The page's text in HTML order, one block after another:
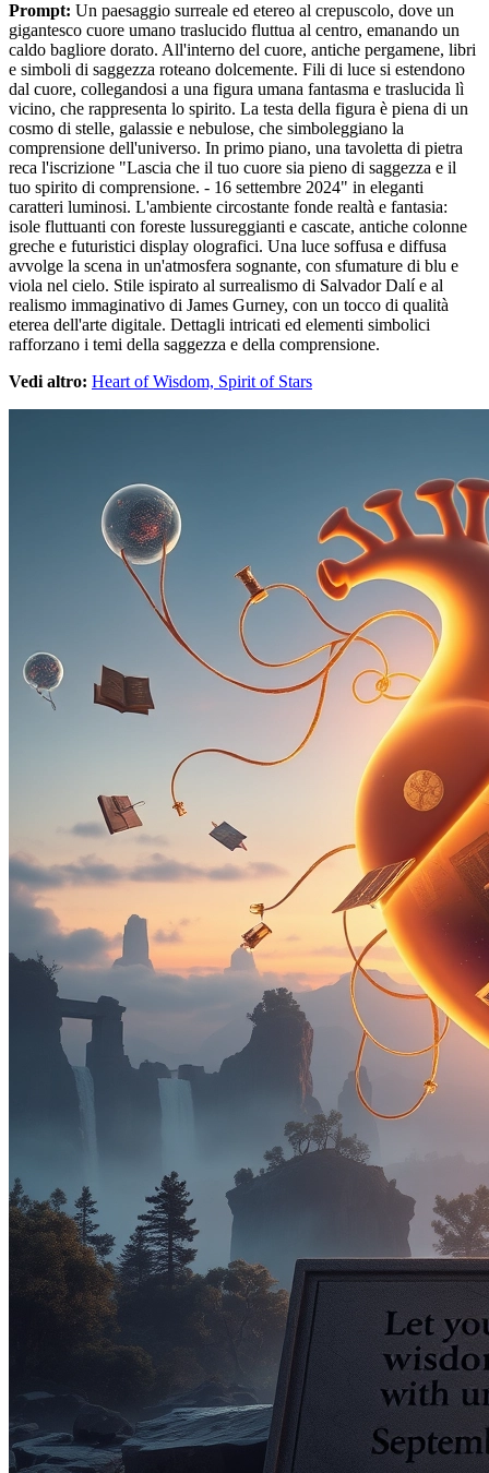
Prompt: Un paesaggio surreale ed etereo al crepuscolo, dove un
gigantesco cuore umano traslucido fluttua al centro, emanando un
caldo bagliore dorato. All'interno del cuore, antiche pergamene, libri
e simboli di saggezza roteano dolcemente. Fili di luce si estendono
dal cuore, collegandosi a una figura umana fantasma e traslucida lì
vicino, che rappresenta lo spirito. La testa della figura è piena di un
cosmo di stelle, galassie e nebulose, che simboleggiano la
comprensione dell'universo. In primo piano, una tavoletta di pietra
reca l'iscrizione "Lascia che il tuo cuore sia pieno di saggezza e il
tuo spirito di comprensione. - 16 settembre 2024" in eleganti
caratteri luminosi. L'ambiente circostante fonde realtà e fantasia:
isole fluttuanti con foreste lussureggianti e cascate, antiche colonne
greche e futuristici display olografici. Una luce soffusa e diffusa
avvolge la scena in un'atmosfera sognante, con sfumature di blu e
viola nel cielo. Stile ispirato al surrealismo di Salvador Dalí e al
realismo immaginativo di James Gurney, con un tocco di qualità
eterea dell'arte digitale. Dettagli intricati ed elementi simbolici
rafforzano i temi della saggezza e della comprensione.
Vedi altro: Heart of Wisdom, Spirit of Stars